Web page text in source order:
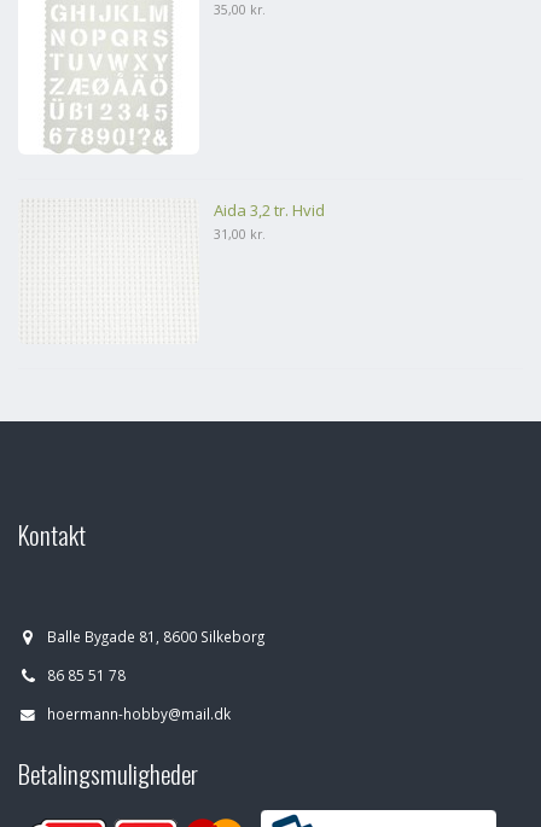
35,00 kr.
Aida 3,2 tr. Hvid
31,00 kr.
Kontakt
Balle Bygade 81, 8600 Silkeborg
86 85 51 78
hoermann-hobby@mail.dk
Betalingsmuligheder